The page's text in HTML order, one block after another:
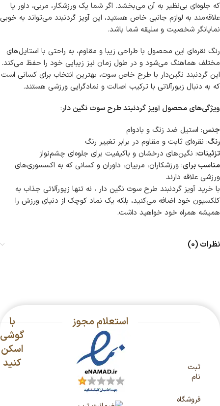
که جلوه‌ای بی‌نظیر به آن می‌بخشد. اگر شما یک ورزشکار، مربی، داور یا
علاقه‌مند به لوازم جانبی خاص هستید، این آویز گردنبند می‌تواند به خوبی
نمایانگر شخصیت و سلیقه شما باشد.
رنگ نقره‌ای این محصول با طراحی زیبا و مقاوم، به راحتی با استایل‌های
مختلف هماهنگ می‌شود و در طول زمان نیز زیبایی خود را حفظ می‌کند.
این گردنبند نگین‌دار با طرح خاص سوت، بهترین انتخاب برای کسانی است
که به دنبال زیورآلاتی با ترکیب اصالت و نمادگرایی ورزشی هستند.
ویژگی‌های محصول آویز گردنبند طرح سوت نگین دار:
جنس: استیل ضد زنگ و بادوام
رنگ: نقره‌ای ثابت و مقاوم در برابر تغییر رنگ
تزئینات: نگین‌های درخشان و باکیفیت برای جلوه‌ای چشم‌نواز
مناسب برای: ورزشکاران، مربیان، داوران و کسانی که به اکسسوری‌های
ورزشی علاقه دارند
با خرید آویز گردنبند طرح سوت نگین دار ، نه تنها زیورآلاتی جذاب به
کلکسیون خود اضافه می‌کنید، بلکه یک نماد کوچک از دنیای ورزش را
همیشه همراه خود خواهید داشت.
نظرات (0)
ثبت
نام
فروشگاه
استعلام مجوز
با
گوشی
اسکن
کنید